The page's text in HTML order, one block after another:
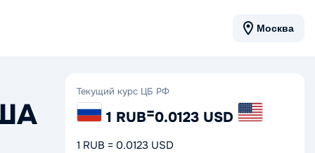
Москва
Текущий курс ЦБ РФ
1 RUB=0.0123 USD
1 RUB = 0.0123 USD